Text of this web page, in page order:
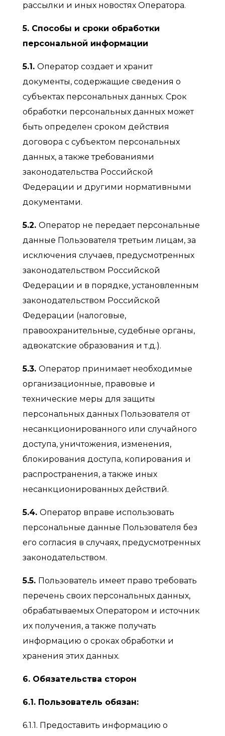
рассылки и иных новостях Оператора.
5. Способы и сроки обработки
персональной информации
5.1. Оператор создает и хранит
документы, содержащие сведения о
субъектах персональных данных. Срок
обработки персональных данных может
быть определен сроком действия
договора с субъектом персональных
данных, а также требованиями
законодательства Российской
Федерации и другими нормативными
документами.
5.2. Оператор не передает персональные
данные Пользователя третьим лицам, за
исключения случаев, предусмотренных
законодательством Российской
Федерации и в порядке, установленным
законодательством Российской
Федерации (налоговые,
правоохранительные, судебные органы,
адвокатские образования и т.д.).
5.3. Оператор принимает необходимые
организационные, правовые и
технические меры для защиты
персональных данных Пользователя от
несанкционированного или случайного
доступа, уничтожения, изменения,
блокирования доступа, копирования и
распространения, а также иных
несанкционированных действий.
5.4. Оператор вправе использовать
персональные данные Пользователя без
его согласия в случаях, предусмотренных
законодательством.
5.5. Пользователь имеет право требовать
перечень своих персональных данных,
обрабатываемых Оператором и источник
их получения, а также получать
информацию о сроках обработки и
хранения этих данных.
6. Обязательства сторон
6.1. Пользователь обязан:
6.1.1. Предоставить информацию о